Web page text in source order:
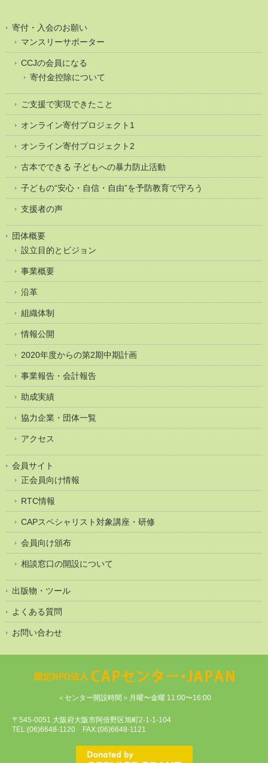
寄付・入会のお願い
マンスリーサポーター
CCJの会員になる
寄付金控除について
ご支援で実現できたこと
オンライン寄付プロジェクト1
オンライン寄付プロジェクト2
古本でできる 子どもへの暴力防止活動
子どもの“安心・自信・自由”を予防教育で守ろう
支援者の声
団体概要
設立目的とビジョン
事業概要
沿革
組織体制
情報公開
2020年度からの第2期中期計画
事業報告・会計報告
助成実績
協力企業・団体一覧
アクセス
会員サイト
正会員向け情報
RTC情報
CAPスペシャリスト対象講座・研修
会員向け頒布
相談窓口の開設について
出版物・ツール
よくある質問
お問い合わせ
＜センター開設時間＞月曜〜金曜 11:00〜16:00
〒545-0051 大阪府大阪市阿倍野区旭町2-1-1-104
TEL:(06)6648-1120 FAX:(06)6648-1121